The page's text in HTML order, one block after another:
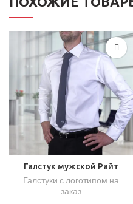
Галстук мужской Райт
Галстуки с логотипом на
заказ